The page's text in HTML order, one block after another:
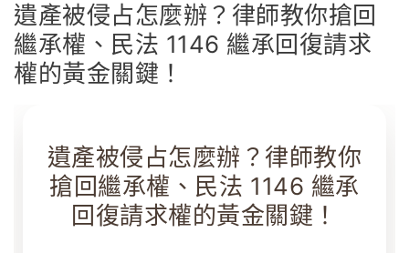
遺產被侵占怎麼辦？律師教你搶回
繼承權、民法 1146 繼承回復請求
權的黃金關鍵！
遺產被侵占怎麼辦？律師教你
搶回繼承權、民法 1146 繼承
回復請求權的黃金關鍵！